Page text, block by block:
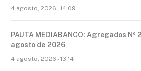
4 agosto, 2026 - 14:09
PAUTA MEDIABANCO: Agregados Nº
agosto de 2026
4 agosto, 2026 - 13:14